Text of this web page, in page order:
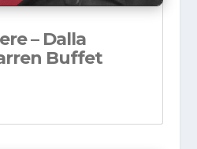
– Dalla
Buffet